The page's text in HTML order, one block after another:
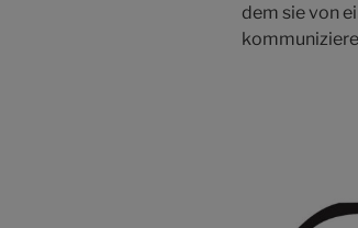
dem sie von